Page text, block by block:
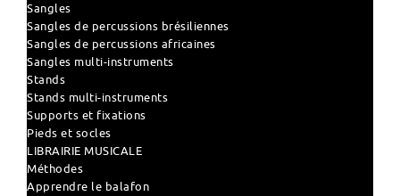
Sangles
Sangles de percussions brésiliennes
Sangles de percussions africaines
Sangles multi-instruments
Stands
Stands multi-instruments
Supports et fixations
Pieds et socles
LIBRAIRIE MUSICALE
Méthodes
Apprendre le balafon